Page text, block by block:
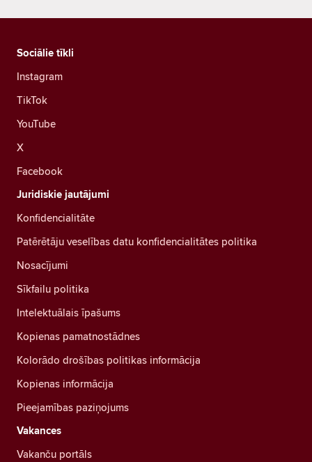
Sociālie tīkli
Instagram
TikTok
YouTube
X
Facebook
Juridiskie jautājumi
Konfidencialitāte
Patērētāju veselības datu konfidencialitātes politika
Nosacījumi
Sīkfailu politika
Intelektuālais īpašums
Kopienas pamatnostādnes
Kolorādo drošības politikas informācija
Kopienas informācija
Pieejamības paziņojums
Vakances
Vakanču portāls